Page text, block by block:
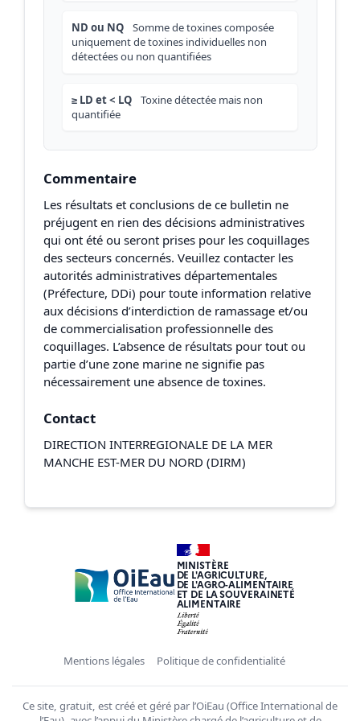
ND ou NQ
Somme de toxines composée
uniquement de toxines individuelles non
détectées ou non quantifiées
≥ LD et < LQ
Toxine détectée mais non
quantifiée
Commentaire
Les résultats et conclusions de ce bulletin ne
préjugent en rien des décisions administratives
qui ont été ou seront prises pour les coquillages
des secteurs concernés. Veuillez contacter les
autorités administratives départementales
(Préfecture, DDi) pour toute information relative
aux décisions d’interdiction de ramassage et/ou
de commercialisation professionnelle des
coquillages. L’absence de résultats pour tout ou
partie d’une zone marine ne signifie pas
nécessairement une absence de toxines.
Contact
DIRECTION INTERREGIONALE DE LA MER
MANCHE EST-MER DU NORD (DIRM)
MINISTÈRE
DE L'AGRICULTURE,
DE L'AGRO-ALIMENTAIRE
ET DE LA SOUVERAINETÉ
ALIMENTAIRE
Mentions légales Politique de confidentialité
Ce site, gratuit, est créé et géré par l’OiEau (Office International de